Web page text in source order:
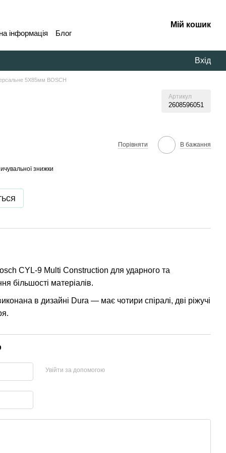
інформація Блог
Мій кошик
Вхід
5X85мм BOSCH
Артикул
2608596051
Порівняти В бажання
знижки
CYL-9 Multi Construction для ударного та
більшості матеріалів.
в дизайні Dura — має чотири спіралі, дві ріжучі
Увійти за допомогою